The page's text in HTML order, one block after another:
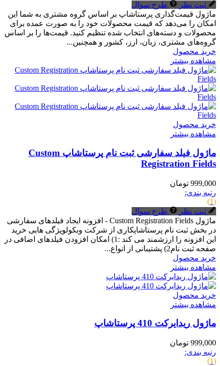
ثبت نظر
طرح سوال
ماژول قیمت‌گذاری پرستاشاپ بر اساس گروه مشتری به شما این
امکان را می‌دهد که قیمت محصولات خود را به صورت عمده برای
محصولات و دسته‌های انتخاب شده تنظیم کنید. قیمت‌ها را بر اساس
گروه‌های مشتری، زبان، ارز، کشور و همچنین...
خرید محصول
مشاهده بیشتر
خرید محصول
مشاهده بیشتر
ماژول فیلد سفارشی ثبت نام پرستاشاپ Custom
Registration Fields
999,000 تومان
رتبه بندی:
(1)
ثبت نظر
طرح سوال
ماژول Custom Registration Fields - افزونه ایجاد فیلدهای سفارشی
در بخش ثبت نام پرستاشاپکاری از شرکت وبکولویژگی هایی خرید
این افزونه را ارزشمند می کند :1) امکان افزودن فیلدهای اضافی در
صفحه ثبت نام2) پشتیبانی از انواع...
خرید محصول
مشاهده بیشتر
خرید محصول
مشاهده بیشتر
ماژول ریدایرکت 410 پرستاشاپ
999,000 تومان
رتبه بندی:
(1)